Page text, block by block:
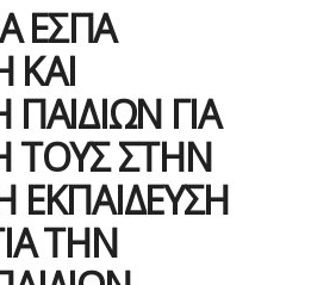
ΕΣΠΑ
ΓΙΑ
ΤΟΥΣ ΣΤΗΝ
ΕΚΠΑΙΔΕΥΣΗ
ΤΗΝ